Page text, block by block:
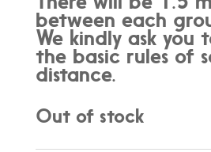
between each
We kindly ask you
the basic rules of
distance.
Out of stock